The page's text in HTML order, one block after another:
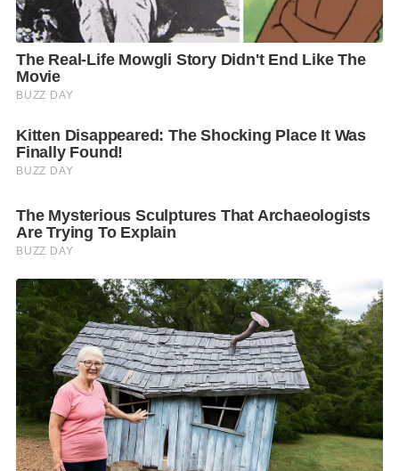
รองผู้จัดการฝ่ายข่าว ช่อง
ผู้แทนโครงการฯได้กล่าว
ว่า“ปัญหาสังคมและสิ่งแวดล้อม ที่ถูกนำเสนอโดยพลังคน
รุ่นใหม่ จะเป็นส่วนหนึ่งที่ช่วยสรรสร้างสังคมให้ดีขึ้น ด้วย
ความมุ่งมั่นตั้งใจสร้างความตระหนักให้คนไทยทุกคนมา
โลกใบนี้ ซึ่งนี่คือจุดประสงค์สำคัญที่ช่อง 7HDเปิดโอกาส
ให้เยาวชนคนรุ่นใหม่ได้มาช่วยกันแชร์ไอเดีย ผลิตสารคดี
โดยเหล่านิสิตนักศึกษาจาก 16 ทีมที่ผ่านเข้ารอบ ได้รับ
เกียรติจากวิทยากร
ฝ่ายสื่อสารการตลาดเพื่อสังคม สำนักงานกองทุน
สนับสนุนการสร้างเสริมสุขภาพ (สสส.) มาให้“แนวทาง
การผลิตสื่อเพื่อสังคม”และดร.สิทธิพล วิบูลย์ธนากุลที่
ปรึกษาฝ่ายข่าว-เศรษฐกิจ ช่อง 7HDร่วมบรรยายใน
หัวข้อ“ความท้าทายทางสังคมและเศรษฐกิจในยุค
ดิจิทัล” นอกจากนั้นทีมโค้ชคนข่าวมืออาชีพ ทั้ง
บรรณาธิการข่าวคุณณรัช ภัทรปุณณโชติ คุณทิพย์วัลย์
ว่องวรการวิทย์ คุณอัจฉรา คำธิตา คุณสุวรรณี กรรณ